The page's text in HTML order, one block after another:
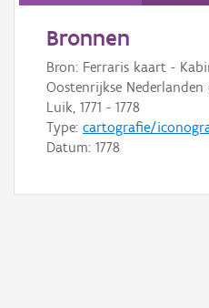
Hergebruik
Aanmelden
Bronnen
Bron: Ferraris kaart -
Oostenrijkse
Luik, 1771 - 1778
Type: cartografie/
Datum: 1778